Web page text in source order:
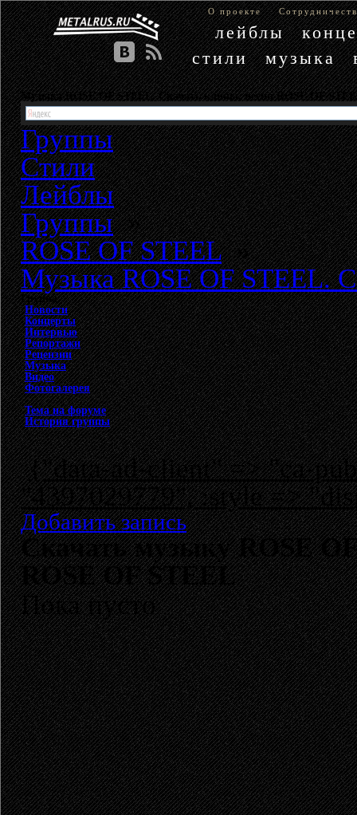
О проекте
лейблы
стили
музыка
Музыка ROSE OF STEEL. Скачать клипы, песни ROSE OF
Группы
Стили
Лейблы
Группы»
ROSE OF STEEL»
Музыка ROSE OF STEEL.
Группа
Новости
Концерты
Интервью
Репортажи
Рецензии
Музыка
Видео
Фотогалерея
Тема на форуме
История группы
{"data-ad-client" => "ca-
"4397029779", :style =>
Добавить запись
Скачать музыку ROSE
ROSE OF STEEL
Пока пусто